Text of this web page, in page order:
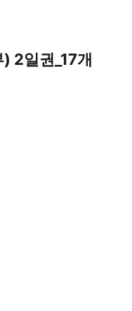
2일권_17개